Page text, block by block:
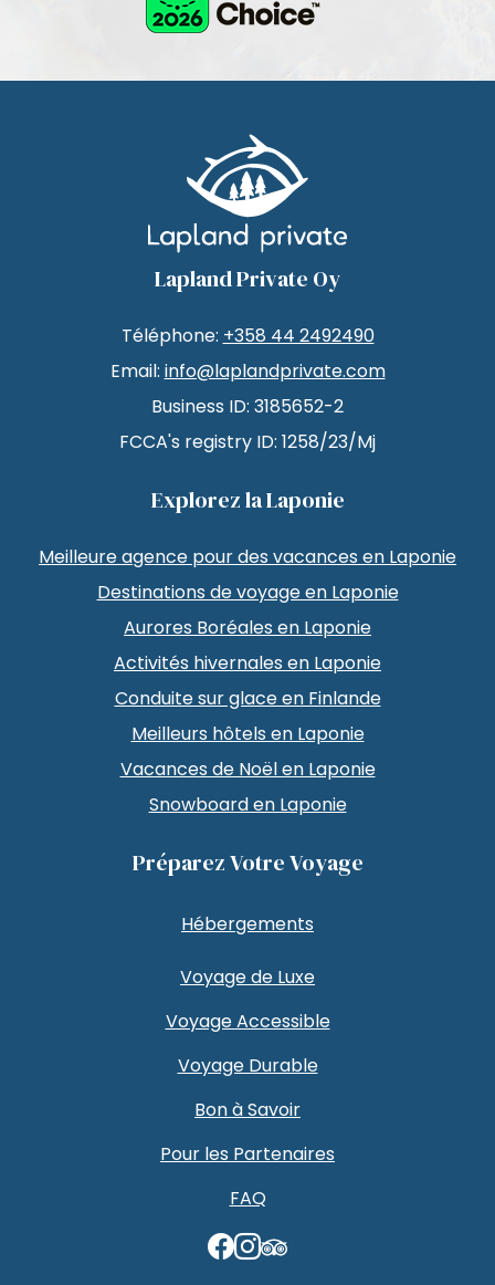
TripAdvisor
Lapland Private Oy
Téléphone: +358 44 2492490
Email: info@laplandprivate.com
Business ID: 3185652-2
FCCA's registry ID: 1258/23/Mj
Explorez la Laponie
Meilleure agence pour des vacances en Laponie
Destinations de voyage en Laponie
Aurores Boréales en Laponie
Activités hivernales en Laponie
Conduite sur glace en Finlande
Meilleurs hôtels en Laponie
Vacances de Noël en Laponie
Snowboard en Laponie
Préparez Votre Voyage
Hébergements
Voyage de Luxe
Voyage Accessible
Voyage Durable
Bon à Savoir
Pour les Partenaires
FAQ